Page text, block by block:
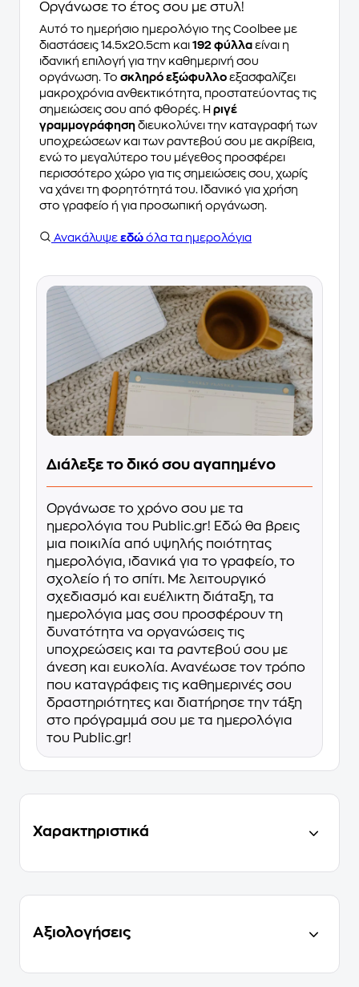
Οργάνωσε το έτος σου με στυλ!
Αυτό το ημερήσιο ημερολόγιο της Coolbee με
διαστάσεις 14.5x20.5cm και 192 φύλλα είναι η
ιδανική επιλογή για την καθημερινή σου
οργάνωση. Το σκληρό εξώφυλλο εξασφαλίζει
μακροχρόνια ανθεκτικότητα, προστατεύοντας τις
σημειώσεις σου από φθορές. Η ριγέ
γραμμογράφηση διευκολύνει την καταγραφή των
υποχρεώσεων και των ραντεβού σου με ακρίβεια,
ενώ το μεγαλύτερο του μέγεθος προσφέρει
περισσότερο χώρο για τις σημειώσεις σου, χωρίς
να χάνει τη φορητότητά του. Ιδανικό για χρήση
στο γραφείο ή για προσωπική οργάνωση.
Ανακάλυψε εδώ όλα τα ημερολόγια
Διάλεξε το δικό σου αγαπημένο
Οργάνωσε το χρόνο σου με τα
ημερολόγια του Public.gr! Εδώ θα βρεις
μια ποικιλία από υψηλής ποιότητας
ημερολόγια, ιδανικά για το γραφείο, το
σχολείο ή το σπίτι. Με λειτουργικό
σχεδιασμό και ευέλικτη διάταξη, τα
ημερολόγια μας σου προσφέρουν τη
δυνατότητα να οργανώσεις τις
υποχρεώσεις και τα ραντεβού σου με
άνεση και ευκολία. Ανανέωσε τον τρόπο
που καταγράφεις τις καθημερινές σου
δραστηριότητες και διατήρησε την τάξη
στο πρόγραμμά σου με τα ημερολόγια
του Public.gr!
Χαρακτηριστικά
Αξιολογήσεις